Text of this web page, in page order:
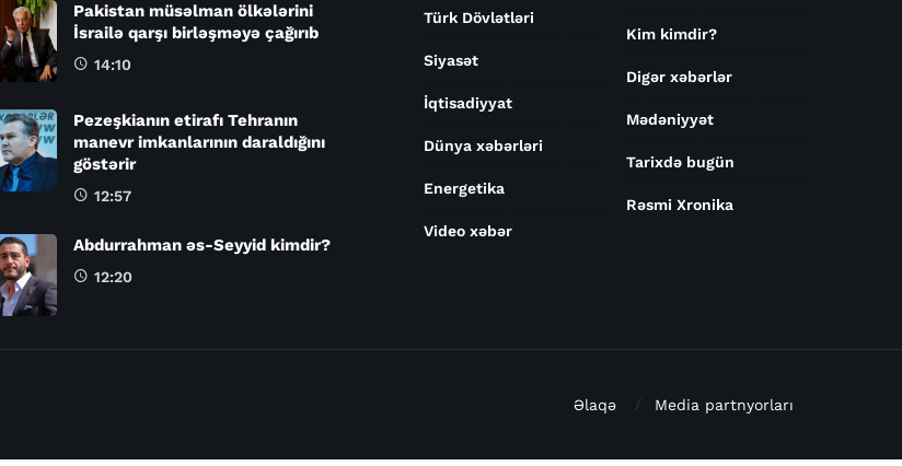
Pakistan müsəlman ölkələrini
İsrailə qarşı birləşməyə çağırıb
14:10
Pezeşkianın etirafı Tehranın
manevr imkanlarının daraldığını
göstərir
12:57
Abdurrahman əs-Seyyid kimdir?
12:20
Türk Dövlətləri
Siyasət
İqtisadiyyat
Dünya xəbərləri
Energetika
Video xəbər
Kim kimdir?
Digər xəbərlər
Mədəniyyət
Tarixdə bugün
Rəsmi Xronika
Əlaqə Media partnyorları